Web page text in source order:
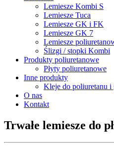
Lemiesze Kombi S
Lemiesze Tuca
Lemiesze GK i FK
Lemiesze GK 7
Lemiesze
Ślizgi / stopki Kombi
Produkty poliuretanowe
Płyty poliuretanowe
Inne produkty
Kleje do poliuretanu i
O nas
Kontakt
Trwałe lemiesze do